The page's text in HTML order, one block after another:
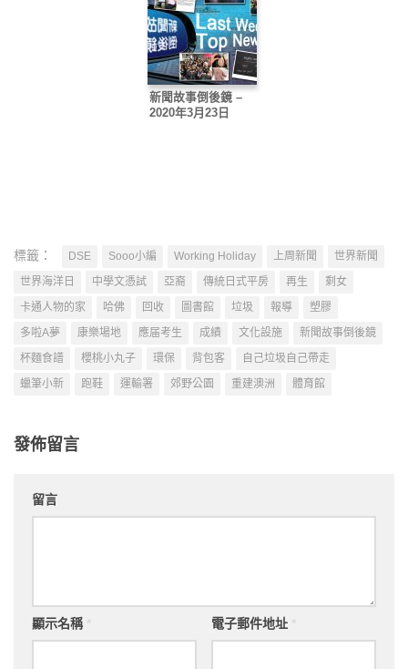
新聞故事倒後鏡 –
2020年3月23日
標籤： DSE Sooo小編 Working Holiday 上周新聞
世界新聞
世界海洋日
中學文憑試 亞裔 傳統日式平房 再生
剩女
卡通人物的家
哈佛 回收 圖書館 垃圾 報導
塑膠
多啦A夢
康樂場地 應届考生 成績 文化設施
新聞故事倒後鏡
杯麵食譜
櫻桃小丸子 環保 背包客
自己垃圾自己帶走
蠟筆小新
跑鞋 運輸署 郊野公園 重建澳洲 體育館
發佈留言
留言
顯示名稱 電子郵件地址